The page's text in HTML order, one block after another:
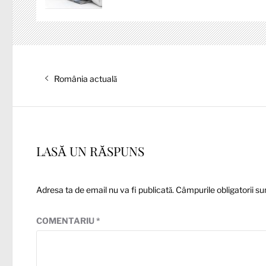
articole
Articolul
România actuală
LASĂ UN RĂSPUNS
Adresa ta de email nu va fi publicată. Câmpurile obligatorii
COMENTARIU*